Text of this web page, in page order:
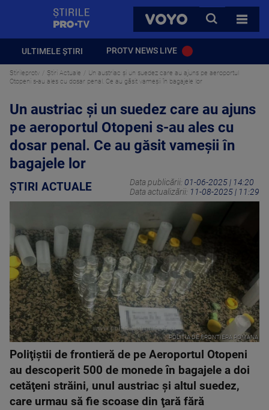
VOYO
CAUTA
TOATE
ULTIMELE ȘTIRI PROTV NEWS LIVE
Stirileprotv Știri Actuale
Un austriac și un suedez care au ajuns pe aeroportul
Otopeni s-au ales cu dosar penal. Ce au găsit vameșii în bagajele lor
Un austriac și un suedez care au ajuns
pe aeroportul Otopeni s-au ales cu
dosar penal. Ce au găsit vameșii în
bagajele lor
ȘTIRI ACTUALE Data publicării: 01-06-2025 | 14:20
Data actualizării: 11-08-2025 | 11:29
POLITIA DE FRONTIERA ROMANA
Poliţiştii de frontieră de pe Aeroportul Otopeni
au descoperit 500 de monede în bagajele a doi
cetăţeni străini, unul austriac şi altul suedez,
care urmau să fie scoase din ţară fără